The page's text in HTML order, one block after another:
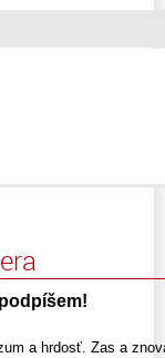
a hrdosť. Zas a